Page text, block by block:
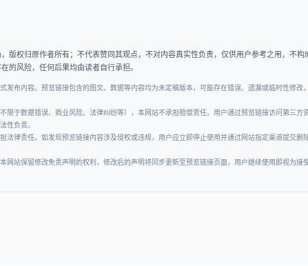
版权归原作者所有；不代表赞同其观点，不对内容真实性负责，仅供用户参考之用，不构
的风险，任何后果均由读者自行承担。
布内容。预览链接包含的图文、数据等内容均为未定稿版本，可能存在错误、遗漏或临时性修改，
限于数据错误、商业风险、法律纠纷等），本网站不承担赔偿责任。用户通过预览链接访问第三方
性负责。
律责任。如发现预览链接内容涉及侵权或违规，用户应立即停止使用并通过网站指定渠道提交删
站保留修改免责声明的权利，修改后的声明将同步更新至预览链接页面，用户继续使用即视为接